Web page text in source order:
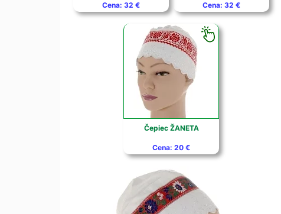
Cena: 32 € Cena: 32 €
Čepiec ŽANETA
Cena: 20 €